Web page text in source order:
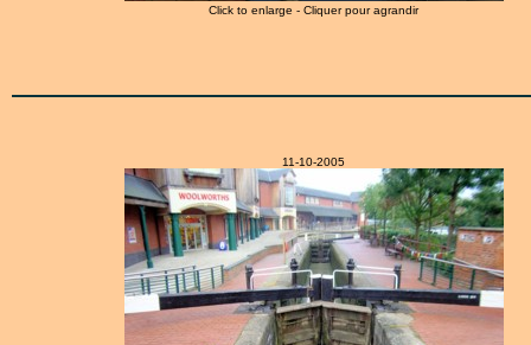
Click to enlarge - Cliquer pour agrandir
11-10-2005